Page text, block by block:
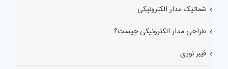
شماتیک مدار الکترونیکی
طراحی مدار الکترونیکی چیست؟
فیبر نوری